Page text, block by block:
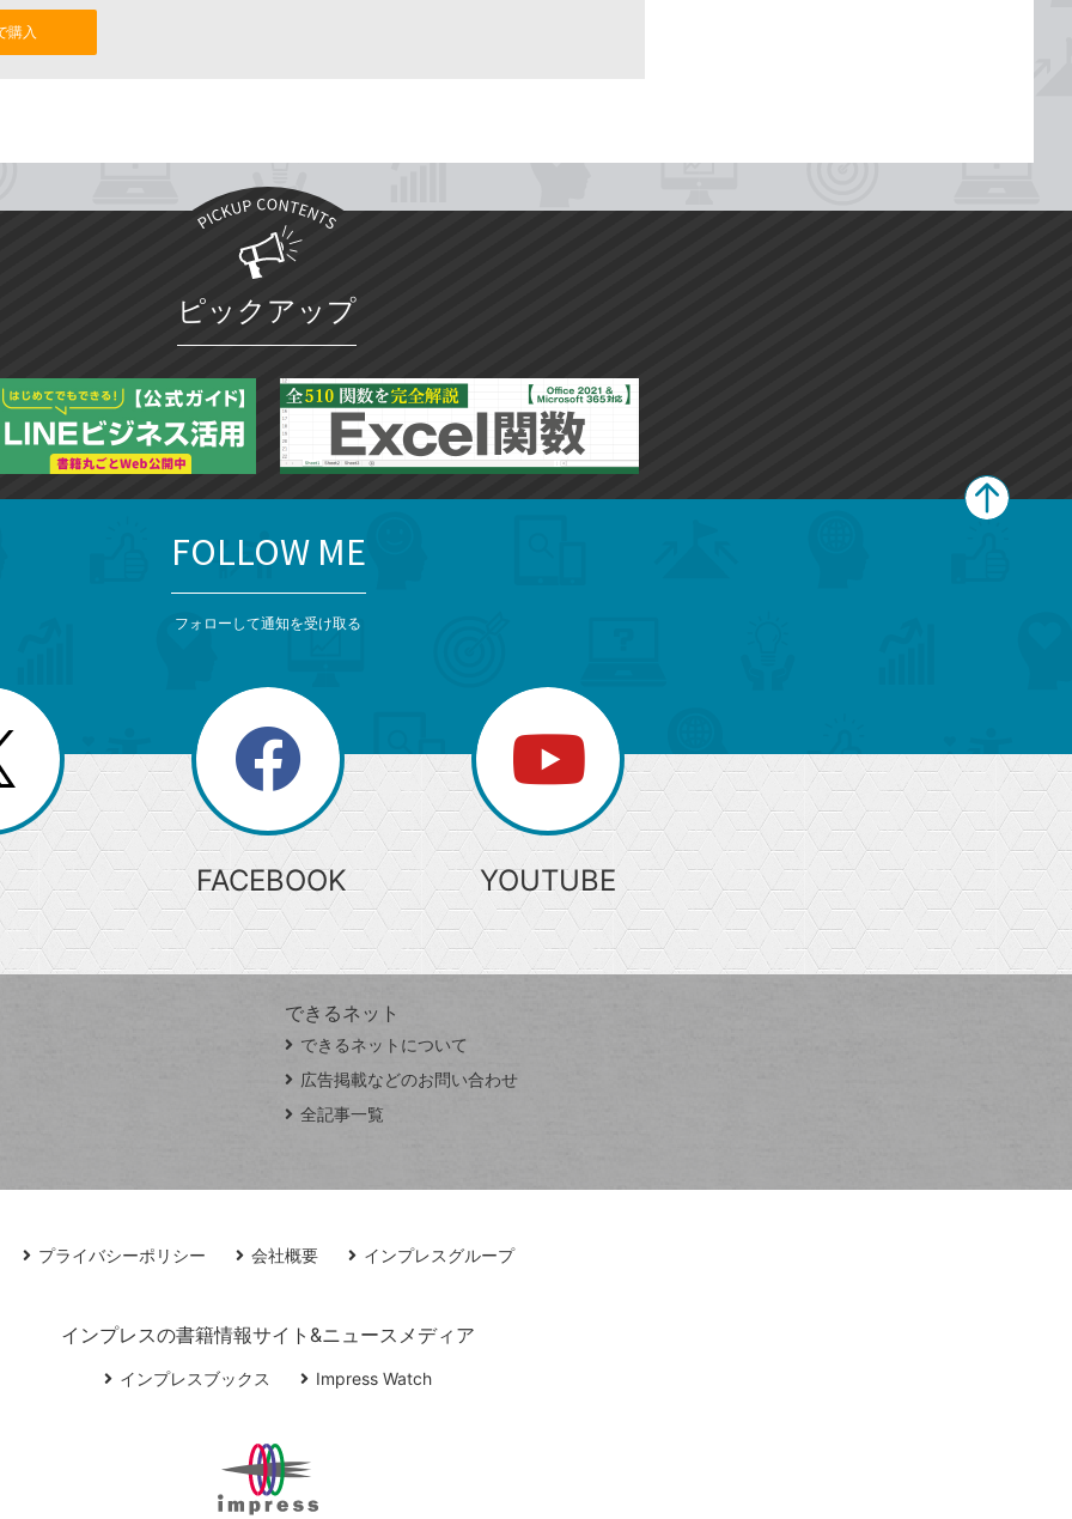
購入
ピックアップ
search検
索
ペ
FOLLOW ME
フォローして通知を受け取る
FACEBOOK YOUTUBE
できるネット
できるネットについて
広告掲載などのお問い合わせ
全記事一覧
プライバシーポリシー 会社概要 インプレスグループ
インプレスの書籍情報サイト&ニュースメディア
インプレスブックス Impress Watch